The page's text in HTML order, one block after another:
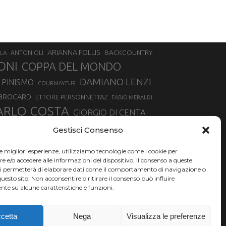
Gestisci Consenso
migliori esperienze, utilizziamo tecnologie come i cookie per
e/o accedere alle informazioni del dispositivo. Il consenso a queste
permetterà di elaborare dati come il comportamento di navigazione o
sito. Non acconsentire o ritirare il consenso può influire
su alcune caratteristiche e funzioni.
Nega Visualizza le preferenze
ANTONIOLI ARIANNA FOLLIS
BACKCOUNTRY
COPPA DEL MONDO
COURMAYEUR DAMIANO LENZI
ETTORE PERSONNETTAZ FABIO MERALDI
COSTA GIORGIO DI CENTA
LUCA MATTEOTTI MADONNA DI CAMPIGLIO
NAZIONALE DI SCIALPINISMO NORVEGIA
PSL RAFFAELLA TEMPESTA
BERTAGNA SIMONE DEROMEDIS SKIALPDEIPARCHI
TRANSCAVALLO
VERTICAL